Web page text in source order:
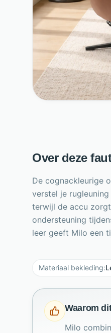
Over deze
De cognackleurige
verstel je
terwijl de accu
ondersteuning
leer geeft Milo een
Materiaal bekleding:
Waarom
Milo